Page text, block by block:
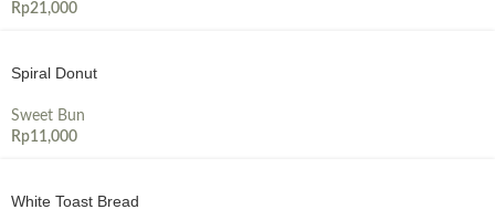
Rp21,000
Spiral Donut
Sweet Bun
Rp11,000
White Toast Bread